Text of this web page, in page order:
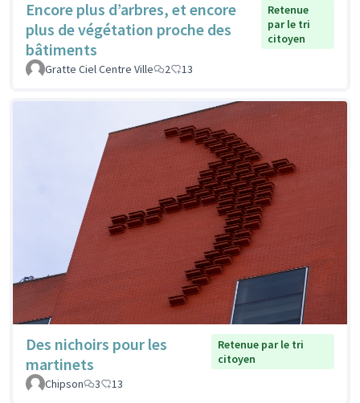
Encore plus d’arbres, et encore
plus de végétation proche des
bâtiments
Retenue
par le tri
citoyen
Gratte Ciel Centre Ville 2 13
Des nichoirs pour les
martinets
Retenue par le tri
citoyen
Chipson
3 13